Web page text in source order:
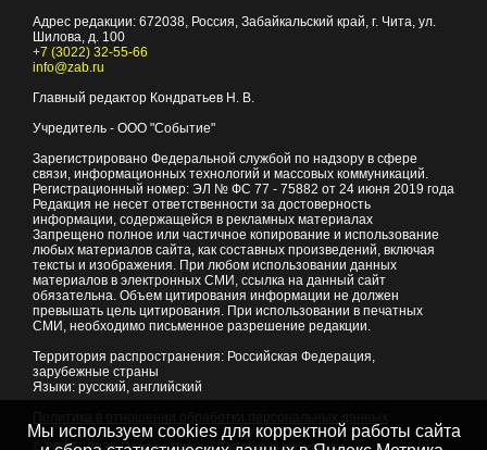
Адрес редакции: 672038, Россия, Забайкальский край, г. Чита, ул.
Шилова, д. 100
+7 (3022) 32-55-66
info@zab.ru
Главный редактор Кондратьев Н. В.
Учредитель - ООО "Событие"
Зарегистрировано Федеральной службой по надзору в сфере
связи, информационных технологий и массовых коммуникаций.
Регистрационный номер: ЭЛ № ФС 77 - 75882 от 24 июня 2019 года
Редакция не несет ответственности за достоверность
информации, содержащейся в рекламных материалах
Запрещено полное или частичное копирование и использование
любых материалов сайта, как составных произведений, включая
тексты и изображения. При любом использовании данных
материалов в электронных СМИ, ссылка на данный сайт
обязательна. Объем цитирования информации не должен
превышать цель цитирования. При использовании в печатных
СМИ, необходимо письменное разрешение редакции.
Территория распространения: Российская Федерация,
зарубежные страны
Языки: русский, английский
Мы используем cookies для корректной работы сайта